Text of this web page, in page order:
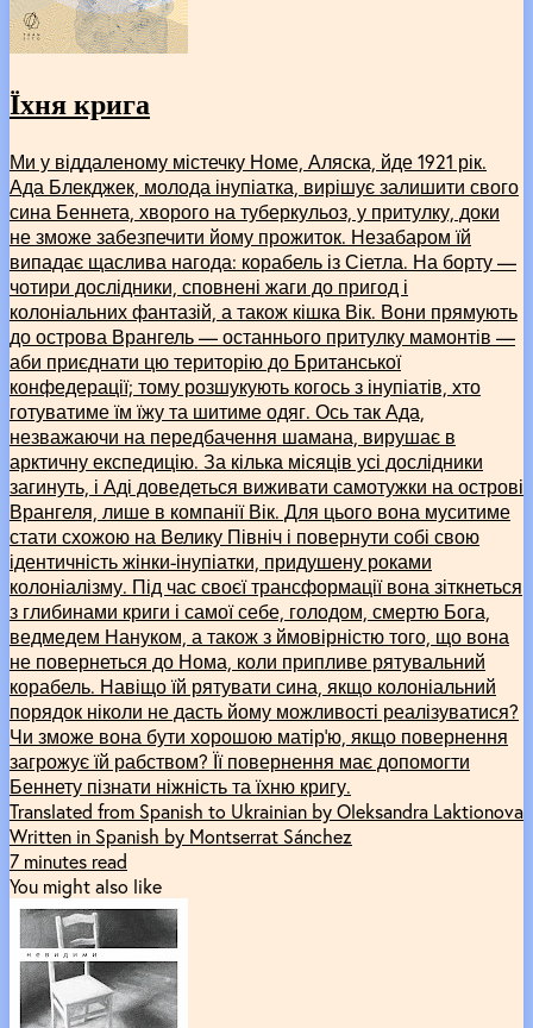
Їхня крига
Ми у віддаленому містечку Номе, Аляска, йде 1921 рік.
Ада Блекджек, молода інупіатка, вирішує залишити свого
сина Беннета, хворого на туберкульоз, у притулку, доки
не зможе забезпечити йому прожиток. Незабаром їй
випадає щаслива нагода: корабель із Сіетла. На борту —
чотири дослідники, сповнені жаги до пригод і
колоніальних фантазій, а також кішка Вік. Вони прямують
до острова Врангель — останнього притулку мамонтів —
аби приєднати цю територію до Британської
конфедерації; тому розшукують когось з інупіатів, хто
готуватиме їм їжу та шитиме одяг. Ось так Ада,
незважаючи на передбачення шамана, вирушає в
арктичну експедицію. За кілька місяців усі дослідники
загинуть, і Аді доведеться виживати самотужки на острові
Врангеля, лише в компанії Вік. Для цього вона муситиме
стати схожою на Велику Північ і повернути собі свою
ідентичність жінки-інупіатки, придушену роками
колоніалізму. Під час своєї трансформації вона зіткнеться
з глибинами криги і самої себе, голодом, смертю Бога,
ведмедем Нануком, а також з ймовірністю того, що вона
не повернеться до Нома, коли припливе рятувальний
корабель. Навіщо їй рятувати сина, якщо колоніальний
порядок ніколи не дасть йому можливості реалізуватися?
Чи зможе вона бути хорошою матір’ю, якщо повернення
загрожує їй рабством? Її повернення має допомогти
Беннету пізнати ніжність та їхню кригу.
Translated from Spanish to Ukrainian by Oleksandra Laktionova
Written in Spanish by Montserrat Sánchez
7 minutes read
You might also like